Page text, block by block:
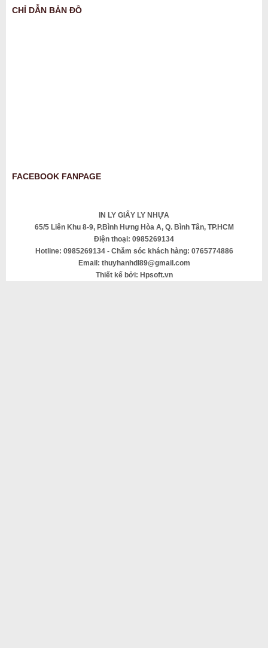
CHỈ DẪN BẢN ĐỒ
FACEBOOK FANPAGE
IN LY GIẤY LY NHỰA
65/5 Liên Khu 8-9, P.Bình Hưng Hòa A, Q. Bình Tân, TP.HCM
Điện thoại: 0985269134
Hotline: 0985269134 - Chăm sóc khách hàng: 0765774886
Email: thuyhanhdl89@gmail.com
Thiết kế bởi: Hpsoft.vn